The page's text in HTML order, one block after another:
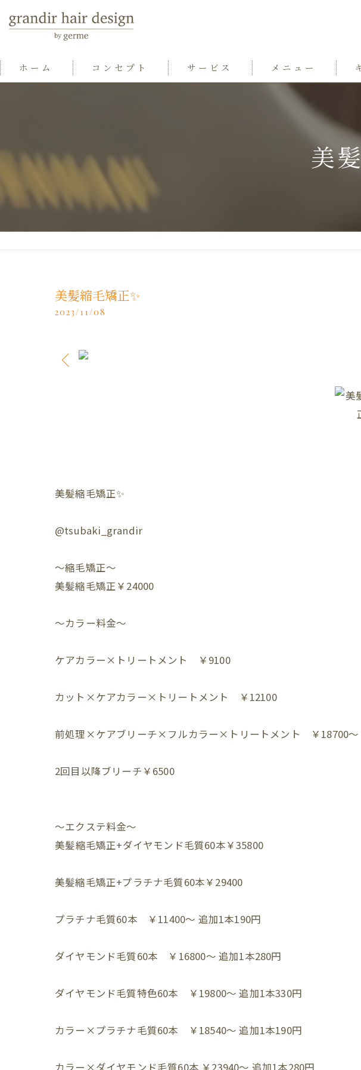
ホーム コンセプト サービス メニュー
美
美髪縮毛矯正✨️
2023/11/08
美髪縮毛矯正✨️
@tsubaki_grandir
～縮毛矯正～
美髪縮毛矯正￥24000
～カラー料金～⁡
ケアカラー×トリートメント ￥9100⁡
カット×ケアカラー×トリートメント ￥12100⁡
前処理×ケアブリーチ×フルカラー×トリートメント ￥18700～⁡
2回目以降ブリーチ￥6500⁡
～エクステ料金～⁡
⁡美髪縮毛矯正+ダイヤモンド毛質60本￥35800
美髪縮毛矯正+プラチナ毛質60本￥29400
プラチナ毛質60本 ￥11400～ 追加1本190円⁡
ダイヤモンド毛質60本 ￥16800～ 追加1本280円⁡
ダイヤモンド毛質特色60本 ￥19800～ 追加1本330円⁡
カラー×プラチナ毛質60本 ￥18540～ 追加1本190円⁡
カラー×ダイヤモンド毛質60本 ￥23940～ 追加1本280円⁡